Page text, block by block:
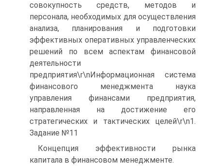
совокупность средств, методов и
персонала, необходимых для осуществления
анализа, планирования и подготовки
эффективных оперативных управленческих
решений по всем аспектам финансовой
деятельности
предприятия\r\nИнформационная система
финансового менеджмента наука
управления финансами предприятия,
направленная на достижение его
стратегических и тактических целей\r\n1.
Задание №11
Концепция эффективности рынка
капитала в финансовом менеджменте.